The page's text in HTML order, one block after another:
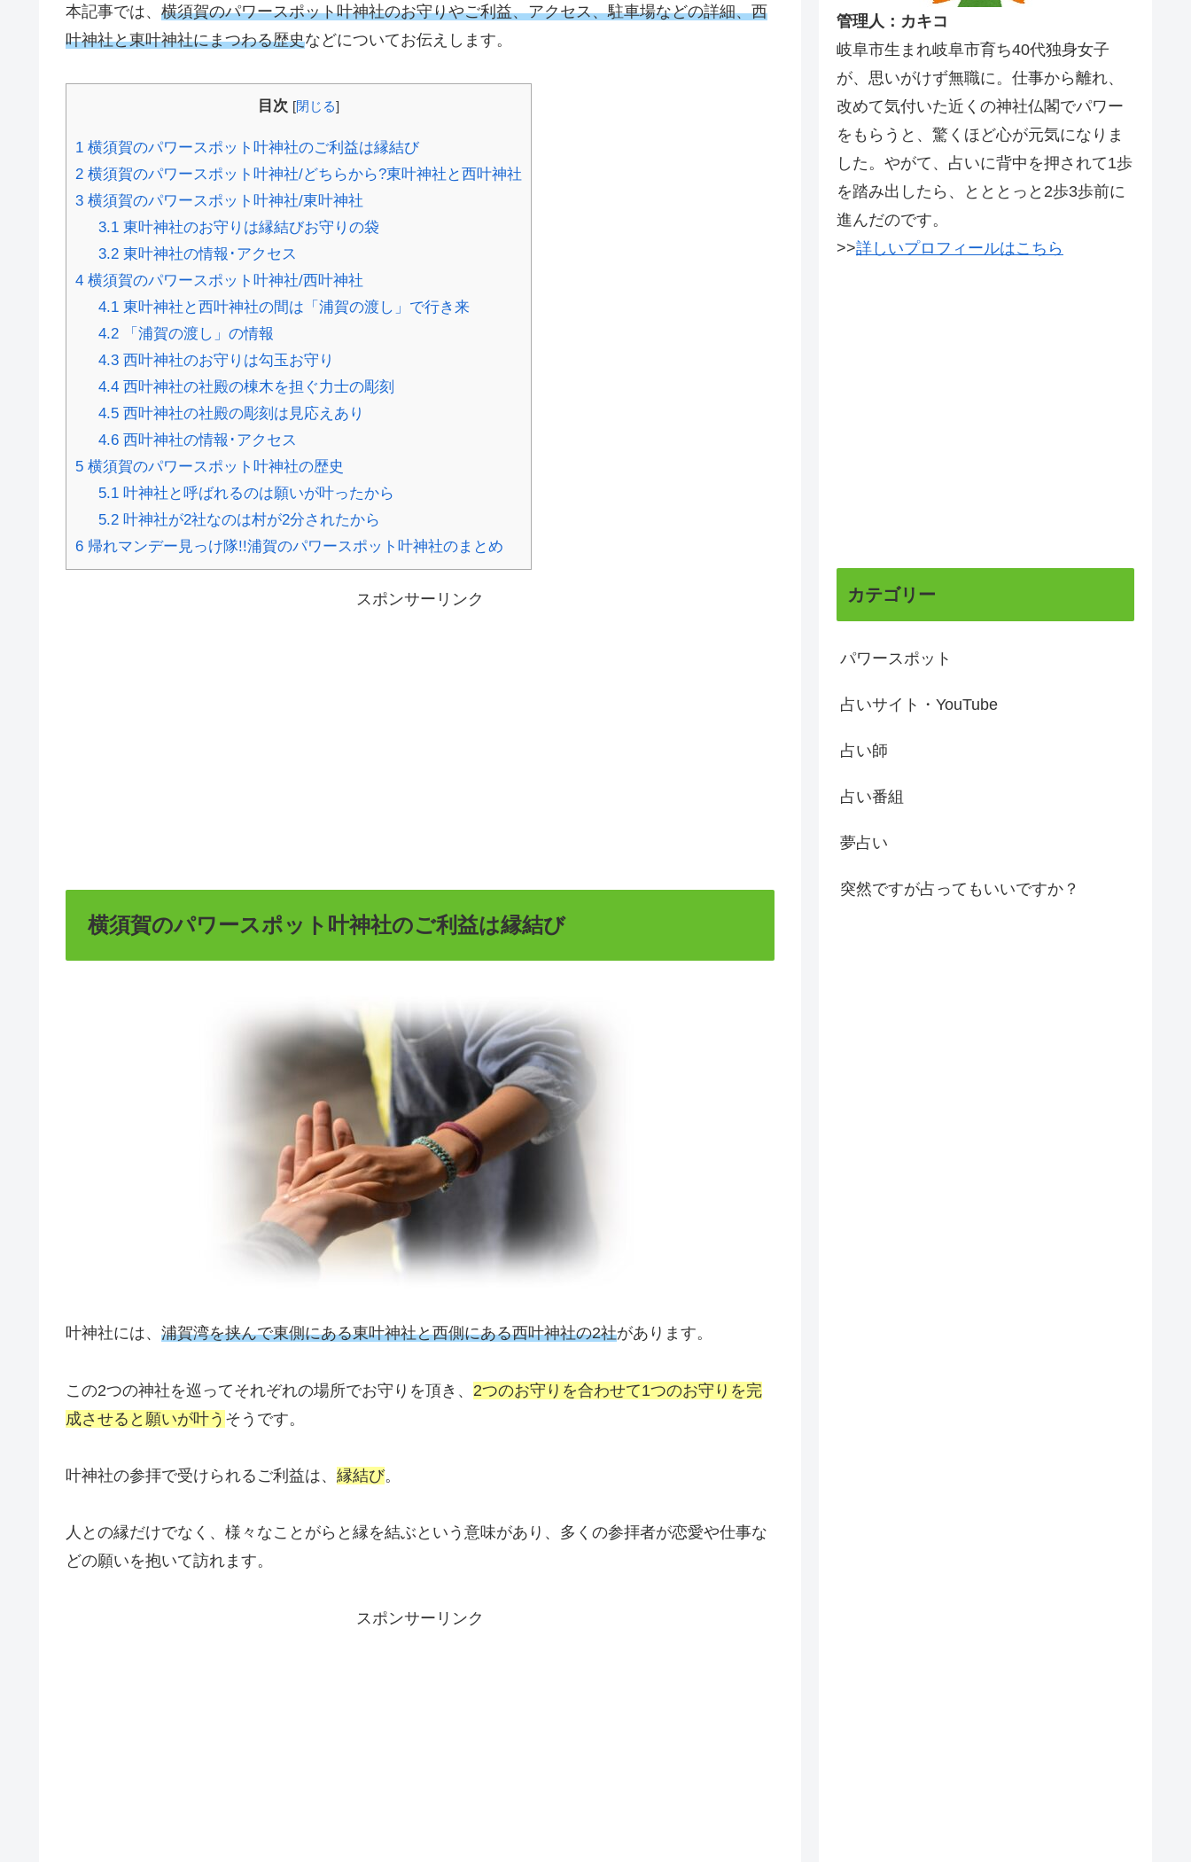
本記事では、 横須賀のパワースポット叶神社のお守りやご利益、アクセス、駐車場などの詳細、西
叶神社と東叶神社にまつわる歴史などについてお伝えします。
目次 [閉じる]
1 横須賀のパワースポット叶神社のご利益は縁結び
2 横須賀のパワースポット叶神社/どちらから?東叶神社と西叶神社
3 横須賀のパワースポット叶神社/東叶神社
3.1東叶神社のお守りは縁結びお守りの袋
3.2東叶神社の情報･アクセス
4 横須賀のパワースポット叶神社/西叶神社
4.1東叶神社と西叶神社の間は「浦賀の渡し」で行き来
4.2「浦賀の渡し」の情報
4.3西叶神社のお守りは勾玉お守り
4.4西叶神社の社殿の棟木を担ぐ力士の彫刻
4.5西叶神社の社殿の彫刻は見応えあり
4.6西叶神社の情報･アクセス
5 横須賀のパワースポット叶神社の歴史
5.1叶神社と呼ばれるのは願いが叶ったから
5.2叶神社が2社なのは村が2分されたから
6 帰れマンデー見っけ隊!!浦賀のパワースポット叶神社のまとめ
スポンサーリンク
横須賀のパワースポット叶神社のご利益は縁結び
叶神社には、 浦賀湾を挟んで東側にある東叶神社と西側にある西叶神社の2社があります。
この2つの神社を巡ってそれぞれの場所でお守りを頂き、 2つのお守りを合わせて1つのお守りを完
成させると願いが叶う そうです。
叶神社の参拝で受けられるご利益は、 縁結び。
人との縁だけでなく、様々なことがらと縁を結ぶという意味があり、多くの参拝者が恋愛や仕事な
どの願いを抱いて訪れます。
スポンサーリンク
管理人：カキコ
岐阜市生まれ岐阜市育ち40代独身女子
が、思いがけず無職に。仕事から離れ、
改めて気付いた近くの神社仏閣でパワー
をもらうと、驚くほど心が元気になりま
した。やがて、占いに背中を押されて1歩
を踏み出したら、とととっと2歩3歩前に
進んだのです。
>>詳しいプロフィールはこちら
カテゴリー
パワースポット
占いサイト・YouTube
占い師
占い番組
夢占い
突然ですが占ってもいいですか？